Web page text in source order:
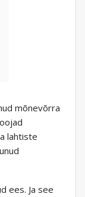
mõnevõrra
lahtiste
ees. Ja see